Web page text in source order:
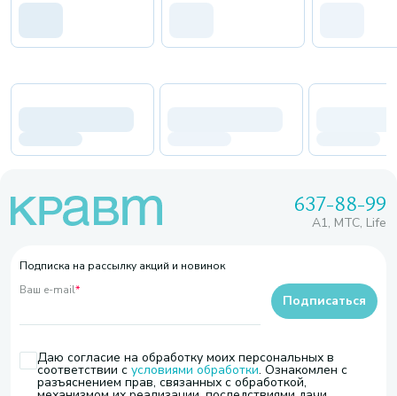
637-88-99
A1, МТС, Life
Подписка на рассылку акций и новинок
Ваш e-mail*
Даю согласие на обработку моих персональных в
соответствии с условиями обработки. Ознакомлен с
разъяснением прав, связанных с обработкой,
Подписаться